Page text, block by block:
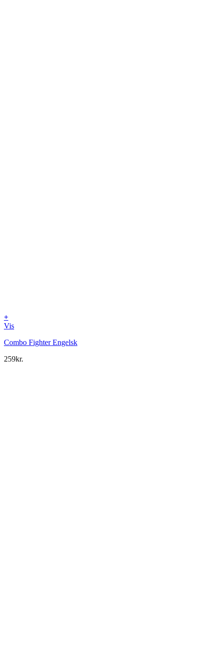
+
Vis
Combo Fighter Engelsk
259kr.